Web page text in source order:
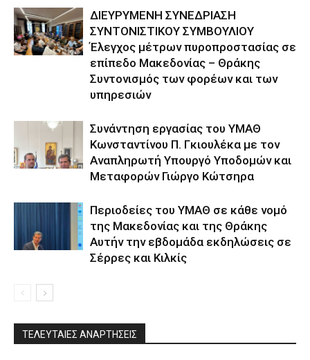
ΔΙΕΥΡΥΜΕΝΗ ΣΥΝΕΔΡΙΑΣΗ
ΣΥΝΤΟΝΙΣΤΙΚΟΥ ΣΥΜΒΟΥΛΙΟΥ
Έλεγχος μέτρων πυροπροστασίας σε
επίπεδο Μακεδονίας – Θράκης
Συντονισμός των φορέων και των
υπηρεσιών
Συνάντηση εργασίας του ΥΜΑΘ
Κωνσταντίνου Π. Γκιουλέκα με τον
Αναπληρωτή Υπουργό Υποδομών και
Μεταφορών Γιώργο Κώτσηρα
Περιοδείες του ΥΜΑΘ σε κάθε νομό
της Μακεδονίας και της Θράκης
Αυτήν την εβδομάδα εκδηλώσεις σε
Σέρρες και Κιλκίς
ΤΕΛΕΥΤΑΙΕΣ ΑΝΑΡΤΗΣΕΙΣ